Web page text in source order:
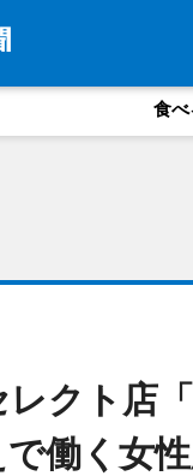
食べ
クト店
働く女